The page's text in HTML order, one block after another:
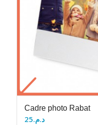
Cadre photo Rabat
د.م.25